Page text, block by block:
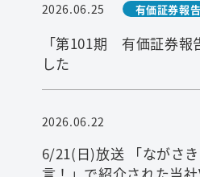
2026.06.25 有価証券報
「第101期 有価証券報
した
2026.06.22
6/21(日)放送 「ながさ